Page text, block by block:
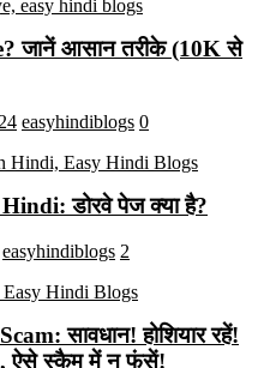
जानें आसान तरीके (10K से
easyhindiblogs 0
डोरवे पेज क्या है?
easyhindiblogs 2
सावधान! होशियार रहें!
ऐसे स्कैम में न फंसें!